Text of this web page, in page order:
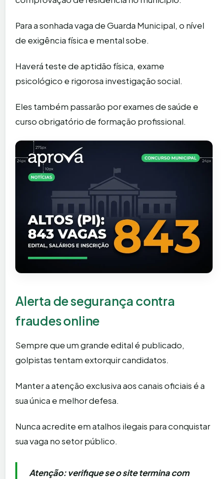
Para a sonhada vaga de Guarda Municipal, o nível
de exigência física e mental sobe.
Haverá teste de aptidão física, exame
psicológico e rigorosa investigação social.
Eles também passarão por exames de saúde e
curso obrigatório de formação profissional.
Alerta de segurança contra
fraudes online
Sempre que um grande edital é publicado,
golpistas tentam extorquir candidatos.
Manter a atenção exclusiva aos canais oficiais é a
sua única e melhor defesa.
Nunca acredite em atalhos ilegais para conquistar
sua vaga no setor público.
Atenção: verifique se o site termina com